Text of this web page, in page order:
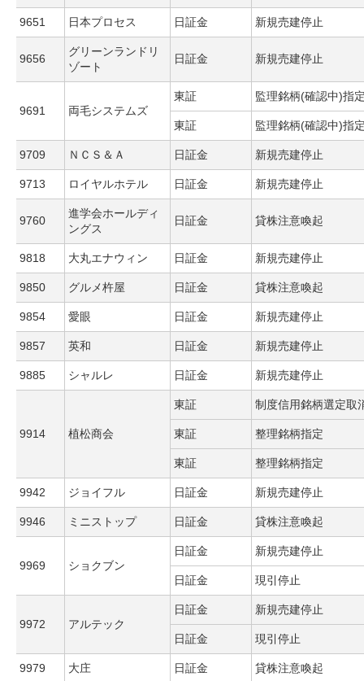
9651 日本プロセス 日証金 新規売建停止
9656
グリーンランドリ
ゾート
日証金 新規売建停止
9691 両毛システムズ
東証 監理銘柄(確認中)指
東証 監理銘柄(確認中)指
9709 ＮＣＳ＆Ａ 日証金 新規売建停止
9713 ロイヤルホテル 日証金 新規売建停止
9760
進学会ホールディ
ングス
日証金 貸株注意喚起
9818 大丸エナウィン 日証金 新規売建停止
9850 グルメ杵屋 日証金 貸株注意喚起
9854 愛眼 日証金 新規売建停止
9857 英和 日証金 新規売建停止
9885 シャルレ 日証金 新規売建停止
9914 植松商会
東証 制度信用銘柄選定取
東証 整理銘柄指定
東証 整理銘柄指定
9942 ジョイフル 日証金 新規売建停止
9946 ミニストップ 日証金 貸株注意喚起
9969 ショクブン
日証金 新規売建停止
日証金 現引停止
9972 アルテック
日証金 新規売建停止
日証金 現引停止
9979 大庄 日証金 貸株注意喚起